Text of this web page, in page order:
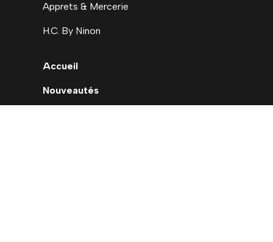
Apprets & Mercerie
H.C. By Ninon
Accueil
Nouveautés